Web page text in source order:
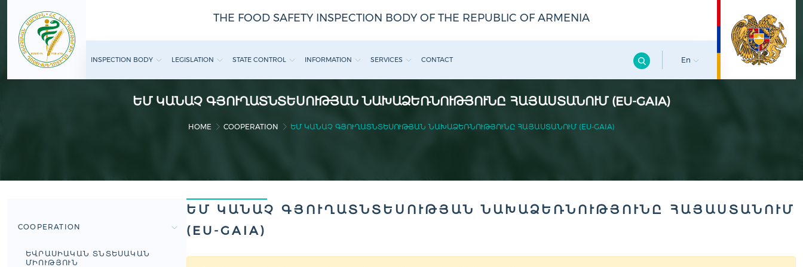
THE FOOD SAFETY INSPECTION BODY OF THE REPUBLIC OF ARMENIA
INSPECTION BODY LEGISLATION STATE CONTROL INFORMATION SERVICES CONTACT En
ԵՄ ԿԱՆԱՉ ԳՅՈՒՂԱՏՆՏԵՍՈՒԹՅԱՆ ՆԱԽԱՁԵՌՆՈՒԹՅՈՒՆԸ ՀԱՅԱՍՏԱՆՈՒՄ (EU-GAIA)
HOME COOPERATION ԵՄ ԿԱՆԱՉ ԳՅՈՒՂԱՏՆՏԵՍՈՒԹՅԱՆ ՆԱԽԱՁԵՌՆՈՒԹՅՈՒՆԸ ՀԱՅԱՍՏԱՆՈՒՄ (EU-GAIA)
COOPERATION
ԵՎՐԱՍԻԱԿԱՆ ՏՆՏԵՍԱԿԱՆ
ՄԻՈՒԹՅՈՒՆ
ԵՄ ԿԱՆԱՉ ԳՅՈՒՂԱՏՆՏԵՍՈՒԹՅԱՆ ՆԱԽԱՁԵՌՆՈՒԹՅՈՒՆԸ ՀԱՅԱՍՏԱՆՈՒՄ
(EU-GAIA)